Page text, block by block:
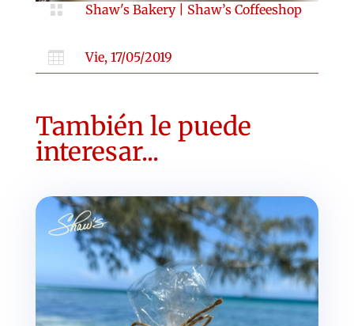
 Shaw's Bakery| Shaw’s Coffeeshop
 Vie, 17/05/2019
También le puede
interesar...